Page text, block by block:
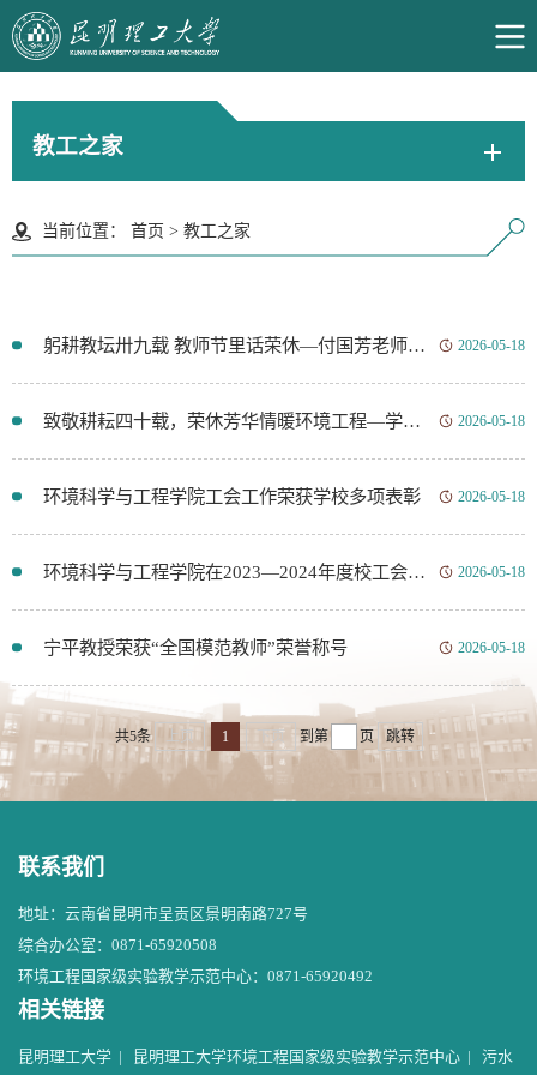
教工之家
当前位置： 首页 > 教工之家
躬耕教坛卅九载 教师节里话荣休—付国芳老师荣休仪式温情举行 2026-05-18
致敬耕耘四十载，荣休芳华情暖环境工程—学院为普红平老师举行荣退仪式 2026-05-18
环境科学与工程学院工会工作荣获学校多项表彰 2026-05-18
环境科学与工程学院在2023—2024年度校工会表彰中荣获多项荣誉 2026-05-18
宁平教授荣获“全国模范教师”荣誉称号 2026-05-18
共5条 上页 1 下页 到第 页 跳转
联系我们
地址：云南省昆明市呈贡区景明南路727号
综合办公室：0871-65920508
环境工程国家级实验教学示范中心：0871-65920492
相关链接
昆明理工大学 | 昆明理工大学环境工程国家级实验教学示范中心 | 污水